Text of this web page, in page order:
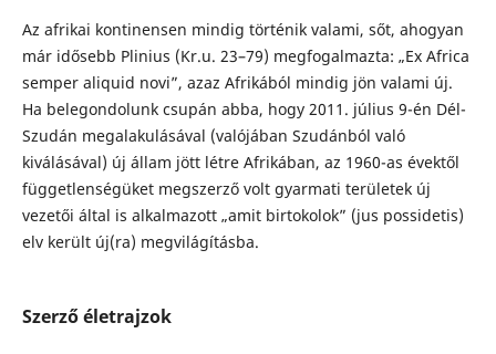
Az afrikai kontinensen mindig történik valami, sőt, ahogyan
már idősebb Plinius (Kr.u. 23–79) megfogalmazta: „Ex Africa
semper aliquid novi”, azaz Afrikából mindig jön valami új.
Ha belegondolunk csupán abba, hogy 2011. július 9-én Dél-
Szudán megalakulásával (valójában Szudánból való
kiválásával) új állam jött létre Afrikában, az 1960-as évektől
függetlenségüket megszerző volt gyarmati területek új
vezetői által is alkalmazott „amit birtokolok” (jus possidetis)
elv került új(ra) megvilágításba.
Szerző életrajzok